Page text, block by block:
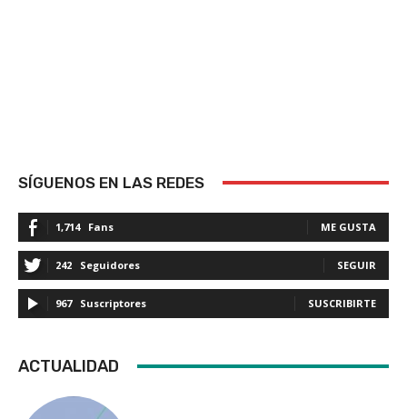
SÍGUENOS EN LAS REDES
1,714 Fans ME GUSTA
242 Seguidores SEGUIR
967 Suscriptores SUSCRIBIRTE
ACTUALIDAD